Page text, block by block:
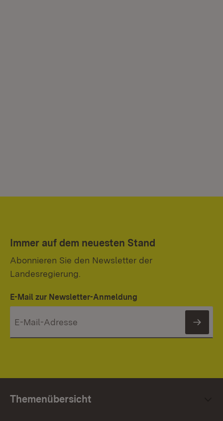
Immer auf dem neuesten Stand
Abonnieren Sie den Newsletter der
Landesregierung.
E-Mail zur Newsletter-Anmeldung
Themenübersicht